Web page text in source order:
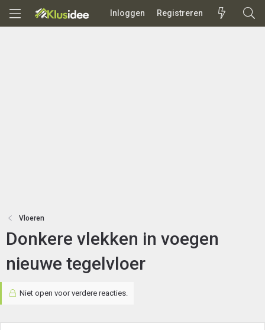
Inloggen Registreren
Vloeren
Donkere vlekken in voegen
nieuwe tegelvloer
Niet open voor verdere reacties.